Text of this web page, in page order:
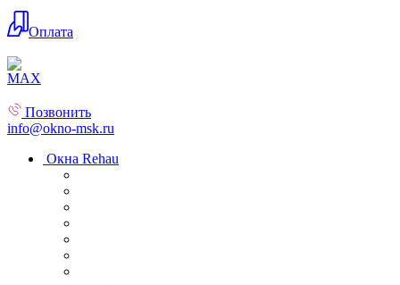
Оплата
Позвонить
info@okno-msk.ru
Окна Rehau